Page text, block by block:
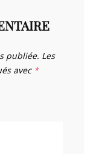
publiée. Les
avec *